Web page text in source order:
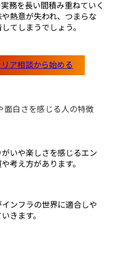
務を長い間積み重ねていく
熱意が失われ、つまらな
てしまうでしょう。
面白さを感じる人の特徴
いや楽しさを感じるエン
考え方があります。
ンフラの世界に適合しや
きます。